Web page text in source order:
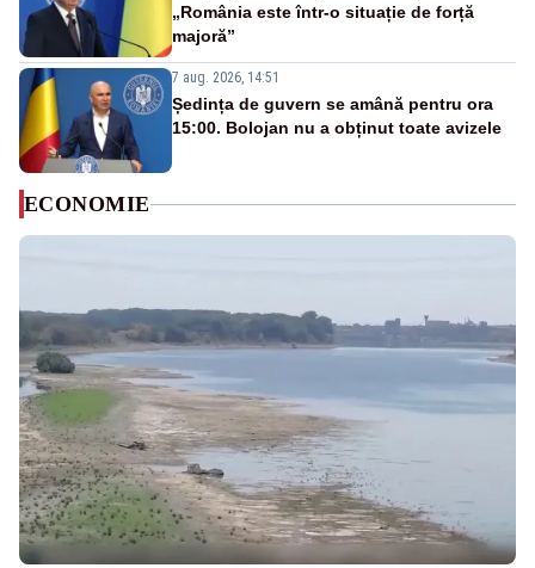
„România este într-o situație de forță
majoră”
7 aug. 2026, 14:51
Ședința de guvern se amână pentru ora
15:00. Bolojan nu a obținut toate avizele
ECONOMIE